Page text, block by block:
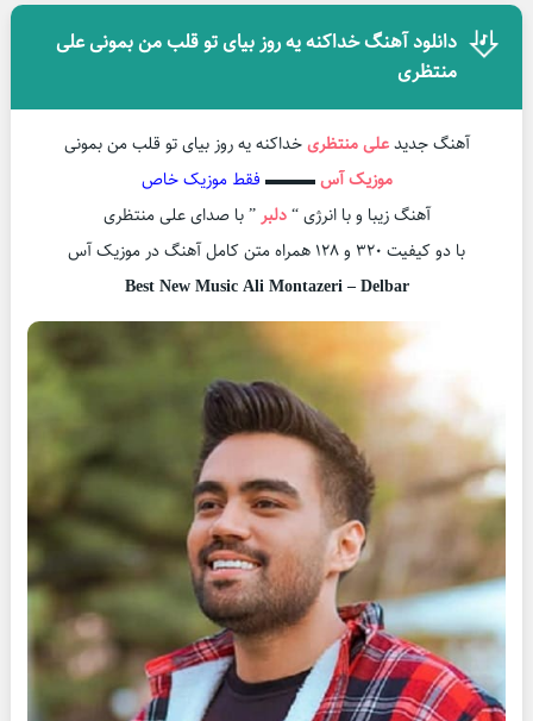
دانلود آهنگ خداکنه یه روز بیای تو قلب من بمونی علی
منتظری
آهنگ جدیدعلی منتظریخداکنه یه روز بیای تو قلب من بمونی
موزیک آس▬▬▬ فقط موزیک خاص
آهنگ زیبا و با انرژی “دلبر ” با صدای علی منتظری
با دو کیفیت ۳۲۰ و ۱۲۸ همراه متن کامل آهنگ در موزیک آس
Best New Music Ali Montazeri – Delbar